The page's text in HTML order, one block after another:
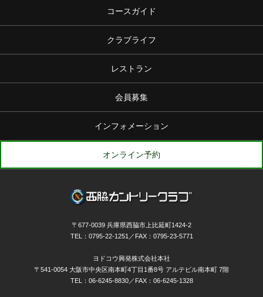
コースガイド
クラブライフ
レストラン
会員募集
インフォメーション
オンライン予約
〒677-0039 兵庫県西脇市上比延町1424-2
TEL：0795-22-1251／FAX：0795-23-5771
ヨドコウ興発株式会社本社
〒541-0054 大阪市中央区南本町4丁目1番8号 アルテビル南本町 7階
TEL：06-6245-8830／FAX：06-6245-1328